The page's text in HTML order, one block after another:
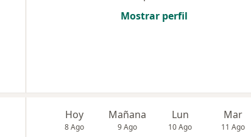
Mostrar perfil
Hoy
8 Ago
Mañana
9 Ago
Lun
10 Ago
Mar
11 Ago